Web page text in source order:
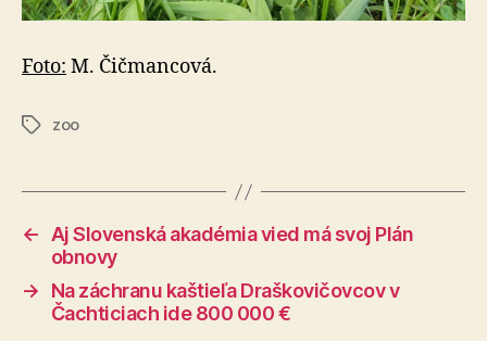
Foto: M. Čičmancová.
Značky
zoo
←
Aj Slovenská akadémia vied má svoj Plán
obnovy
→
Na záchranu kaštieľa Draškovičovcov v
Čachticiach ide 800 000 €